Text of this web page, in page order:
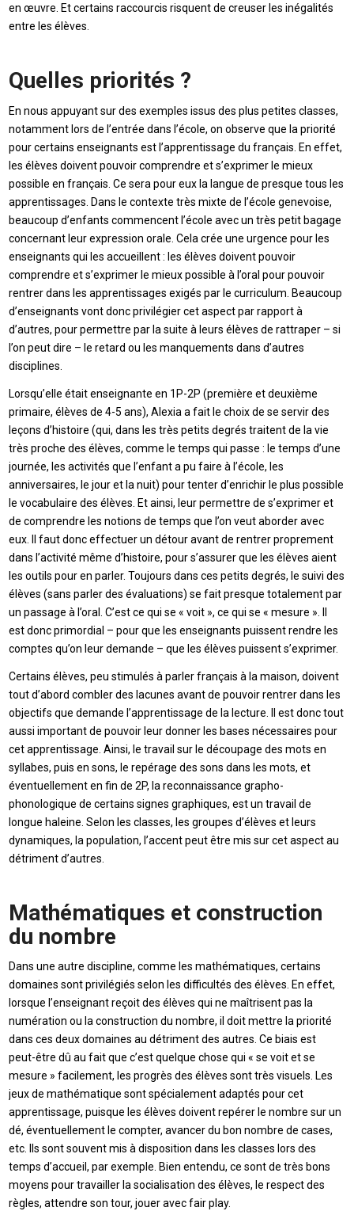
en œuvre. Et certains raccourcis risquent de creuser les inégalités
entre les élèves.
Quelles priorités ?
En nous appuyant sur des exemples issus des plus petites classes,
notamment lors de l’entrée dans l’école, on observe que la priorité
pour certains enseignants est l’apprentissage du français. En effet,
les élèves doivent pouvoir comprendre et s’exprimer le mieux
possible en français. Ce sera pour eux la langue de presque tous les
apprentissages. Dans le contexte très mixte de l’école genevoise,
beaucoup d’enfants commencent l’école avec un très petit bagage
concernant leur expression orale. Cela crée une urgence pour les
enseignants qui les accueillent : les élèves doivent pouvoir
comprendre et s’exprimer le mieux possible à l’oral pour pouvoir
rentrer dans les apprentissages exigés par le curriculum. Beaucoup
d’enseignants vont donc privilégier cet aspect par rapport à
d’autres, pour permettre par la suite à leurs élèves de rattraper – si
l’on peut dire – le retard ou les manquements dans d’autres
disciplines.
Lorsqu’elle était enseignante en 1P-2P (première et deuxième
primaire, élèves de 4-5 ans), Alexia a fait le choix de se servir des
leçons d’histoire (qui, dans les très petits degrés traitent de la vie
très proche des élèves, comme le temps qui passe : le temps d’une
journée, les activités que l’enfant a pu faire à l’école, les
anniversaires, le jour et la nuit) pour tenter d’enrichir le plus possible
le vocabulaire des élèves. Et ainsi, leur permettre de s’exprimer et
de comprendre les notions de temps que l’on veut aborder avec
eux. Il faut donc effectuer un détour avant de rentrer proprement
dans l’activité même d’histoire, pour s’assurer que les élèves aient
les outils pour en parler. Toujours dans ces petits degrés, le suivi des
élèves (sans parler des évaluations) se fait presque totalement par
un passage à l’oral. C’est ce qui se « voit », ce qui se « mesure ». Il
est donc primordial – pour que les enseignants puissent rendre les
comptes qu’on leur demande – que les élèves puissent s’exprimer.
Certains élèves, peu stimulés à parler français à la maison, doivent
tout d’abord combler des lacunes avant de pouvoir rentrer dans les
objectifs que demande l’apprentissage de la lecture. Il est donc tout
aussi important de pouvoir leur donner les bases nécessaires pour
cet apprentissage. Ainsi, le travail sur le découpage des mots en
syllabes, puis en sons, le repérage des sons dans les mots, et
éventuellement en fin de 2P, la reconnaissance grapho-
phonologique de certains signes graphiques, est un travail de
longue haleine. Selon les classes, les groupes d’élèves et leurs
dynamiques, la population, l’accent peut être mis sur cet aspect au
détriment d’autres.
Mathématiques et construction
du nombre
Dans une autre discipline, comme les mathématiques, certains
domaines sont privilégiés selon les difficultés des élèves. En effet,
lorsque l’enseignant reçoit des élèves qui ne maîtrisent pas la
numération ou la construction du nombre, il doit mettre la priorité
dans ces deux domaines au détriment des autres. Ce biais est
peut-être dû au fait que c’est quelque chose qui « se voit et se
mesure » facilement, les progrès des élèves sont très visuels. Les
jeux de mathématique sont spécialement adaptés pour cet
apprentissage, puisque les élèves doivent repérer le nombre sur un
dé, éventuellement le compter, avancer du bon nombre de cases,
etc. Ils sont souvent mis à disposition dans les classes lors des
temps d’accueil, par exemple. Bien entendu, ce sont de très bons
moyens pour travailler la socialisation des élèves, le respect des
règles, attendre son tour, jouer avec fair play.